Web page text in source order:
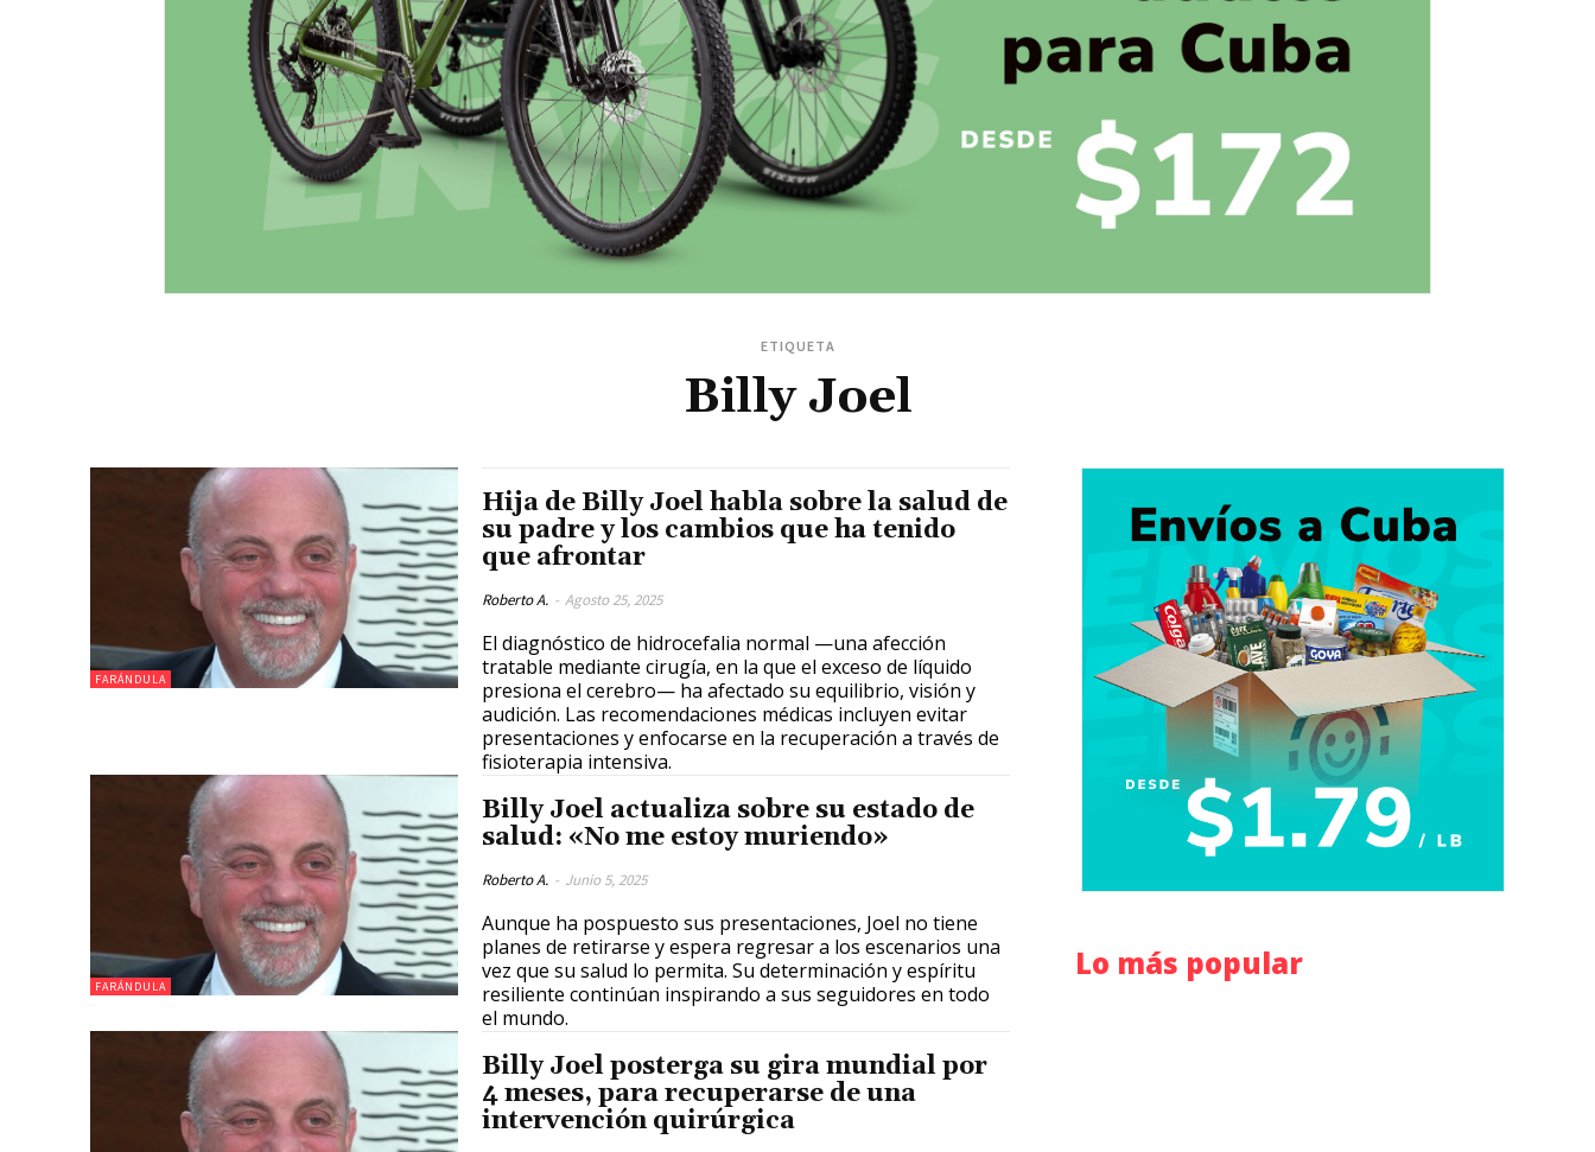
ETIQUETA
Billy Joel
FARÁNDULA
Hija de Billy Joel habla sobre la salud de
su padre y los cambios que ha tenido
que afrontar
Roberto A. - Agosto 25, 2025
El diagnóstico de hidrocefalia normal —una afección
tratable mediante cirugía, en la que el exceso de líquido
presiona el cerebro— ha afectado su equilibrio, visión y
audición. Las recomendaciones médicas incluyen evitar
presentaciones y enfocarse en la recuperación a través de
fisioterapia intensiva.
FARÁNDULA
Billy Joel actualiza sobre su estado de
salud: «No me estoy muriendo»
Roberto A. - Junio 5, 2025
Aunque ha pospuesto sus presentaciones, Joel no tiene
planes de retirarse y espera regresar a los escenarios una
vez que su salud lo permita. Su determinación y espíritu
resiliente continúan inspirando a sus seguidores en todo
el mundo.
Billy Joel posterga su gira mundial por
4 meses, para recuperarse de una
intervención quirúrgica
Lo más popular